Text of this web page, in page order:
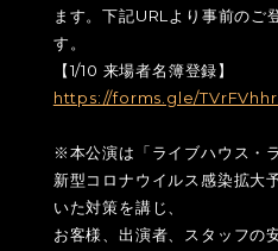
ます。下記URLより事前のご
す。
【1/10 来場者名簿登録】
https://forms.gle/
※本公演は「ライブハウス・
新型コロナウイルス感染拡大
いた対策を講じ、
お客様、出演者、スタッフの